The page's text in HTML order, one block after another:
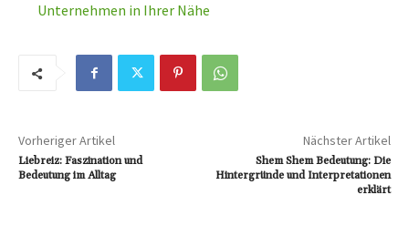
Unternehmen in Ihrer Nähe
Vorheriger Artikel
Liebreiz: Faszination und
Bedeutung im Alltag
Nächster Artikel
Shem Shem Bedeutung: Die
Hintergründe und Interpretationen
erklärt